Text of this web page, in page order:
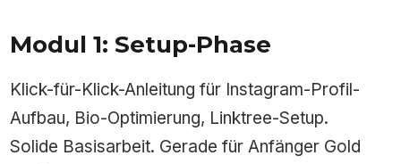
Modul 1: Setup-Phase
Klick-für-Klick-Anleitung für Instagram-Profil-
Aufbau, Bio-Optimierung, Linktree-Setup.
Solide Basisarbeit. Gerade für Anfänger Gold